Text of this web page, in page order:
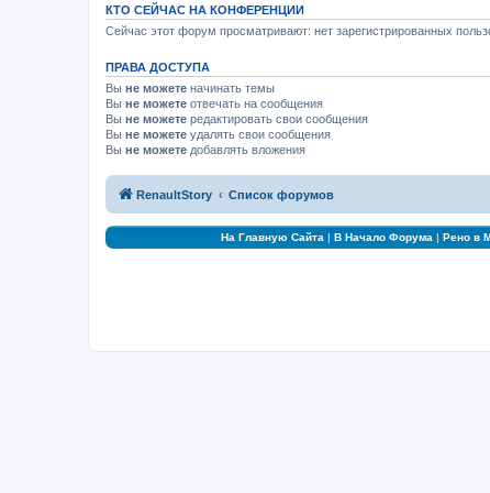
КТО СЕЙЧАС НА КОНФЕРЕНЦИИ
Сейчас этот форум просматривают: нет зарегистрированных
ПРАВА ДОСТУПА
Вы не можете начинать темы
Вы не можете отвечать на сообщения
Вы не можете редактировать свои сообщения
Вы не можете удалять свои сообщения
Вы не можете добавлять вложения
RenaultStory Список форумов
На Главную Сайта | В Начало Форума | Рено в